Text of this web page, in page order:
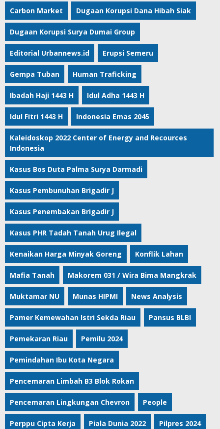
Carbon Market Dugaan Korupsi Dana Hibah Siak
Dugaan Korupsi Surya Dumai Group
Editorial Urbannews.id Erupsi Semeru
Gempa Tuban Human Traficking
Ibadah Haji 1443 H Idul Adha 1443 H
Idul Fitri 1443 H Indonesia Emas 2045
Kaleidoskop 2022 Center of Energy and Recources
Indonesia
Kasus Bos Duta Palma Surya Darmadi
Kasus Pembunuhan Brigadir J
Kasus Penembakan Brigadir J
Kasus PHR Tadah Tanah Urug Ilegal
Kenaikan Harga Minyak Goreng Konflik Lahan
Mafia Tanah Makorem 031 / Wira Bima Mangkrak
Muktamar NU Munas HIPMI News Analysis
Pamer Kemewahan Istri Sekda Riau Pansus BLBI
Pemekaran Riau Pemilu 2024
Pemindahan Ibu Kota Negara
Pencemaran Limbah B3 Blok Rokan
Pencemaran Lingkungan Chevron People
Perppu Cipta Kerja Piala Dunia 2022 Pilpres 2024